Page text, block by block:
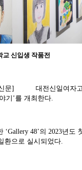
신입생 작품전
문] 대전신일여자고등
기’를 개최한다.
‘Gallery 48’의 2023년
환으로 실시되었다.